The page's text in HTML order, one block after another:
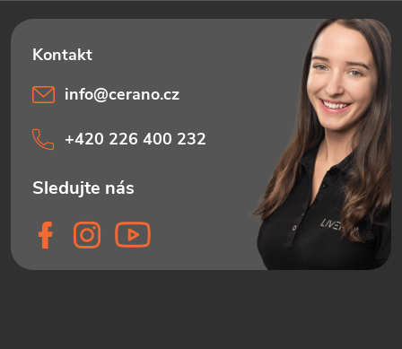
info@cerano.cz
+420 226 400 232